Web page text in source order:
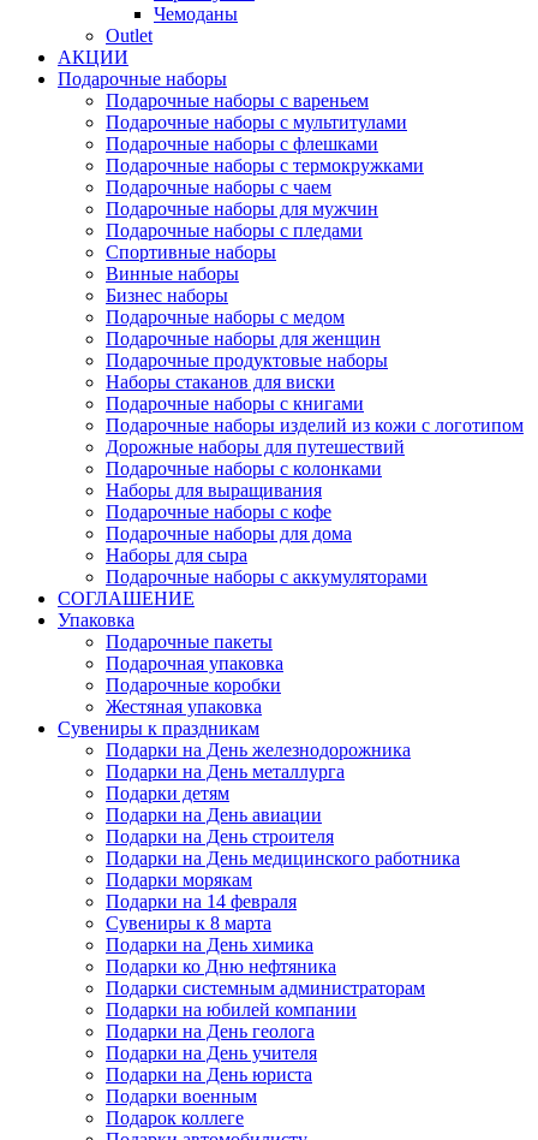
Чемоданы
Outlet
АКЦИИ
Подарочные наборы
Подарочные наборы с вареньем
Подарочные наборы с мультитулами
Подарочные наборы с флешками
Подарочные наборы с термокружками
Подарочные наборы с чаем
Подарочные наборы для мужчин
Подарочные наборы с пледами
Спортивные наборы
Винные наборы
Бизнес наборы
Подарочные наборы с медом
Подарочные наборы для женщин
Подарочные продуктовые наборы
Наборы стаканов для виски
Подарочные наборы с книгами
Подарочные наборы изделий из кожи с логотипом
Дорожные наборы для путешествий
Подарочные наборы с колонками
Наборы для выращивания
Подарочные наборы с кофе
Подарочные наборы для дома
Наборы для сыра
Подарочные наборы с аккумуляторами
СОГЛАШЕНИЕ
Упаковка
Подарочные пакеты
Подарочная упаковка
Подарочные коробки
Жестяная упаковка
Сувениры к праздникам
Подарки на День железнодорожника
Подарки на День металлурга
Подарки детям
Подарки на День авиации
Подарки на День строителя
Подарки на День медицинского работника
Подарки морякам
Подарки на 14 февраля
Сувениры к 8 марта
Подарки на День химика
Подарки ко Дню нефтяника
Подарки системным администраторам
Подарки на юбилей компании
Подарки на День геолога
Подарки на День учителя
Подарки на День юриста
Подарки военным
Подарок коллеге